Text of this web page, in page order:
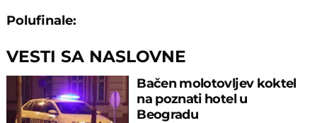
Polufinale:
VESTI SA NASLOVNE
Bačen molotovljev koktel
na poznati hotel u
Beogradu